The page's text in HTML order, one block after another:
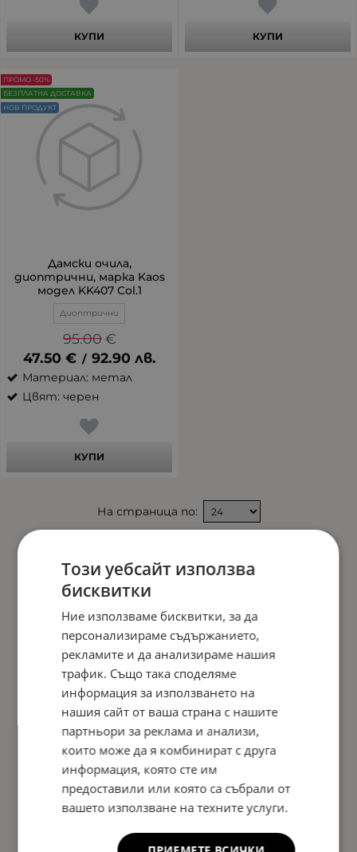
КУПИ КУПИ
Дамски очила,
диоптрични, марка Kaos
модел KK407 Col.1
Диоптрични
95.00 €
47.50 € / 92.90 лв.
Материал: метал
Цвят: черен
КУПИ
ПРОМО -50%
БЕЗПЛАТНА ДОСТАВКА
НОВ ПРОДУКТ
На страница по:
Този уебсайт използва
бисквитки
Ние използваме бисквитки, за да
персонализираме съдържанието,
рекламите и да анализираме нашия
трафик. Също така споделяме
информация за използването на
нашия сайт от ваша страна с нашите
партньори за реклама и анализи,
които може да я комбинират с друга
информация, която сте им
предоставили или която са събрали от
вашето използване на техните услуги.